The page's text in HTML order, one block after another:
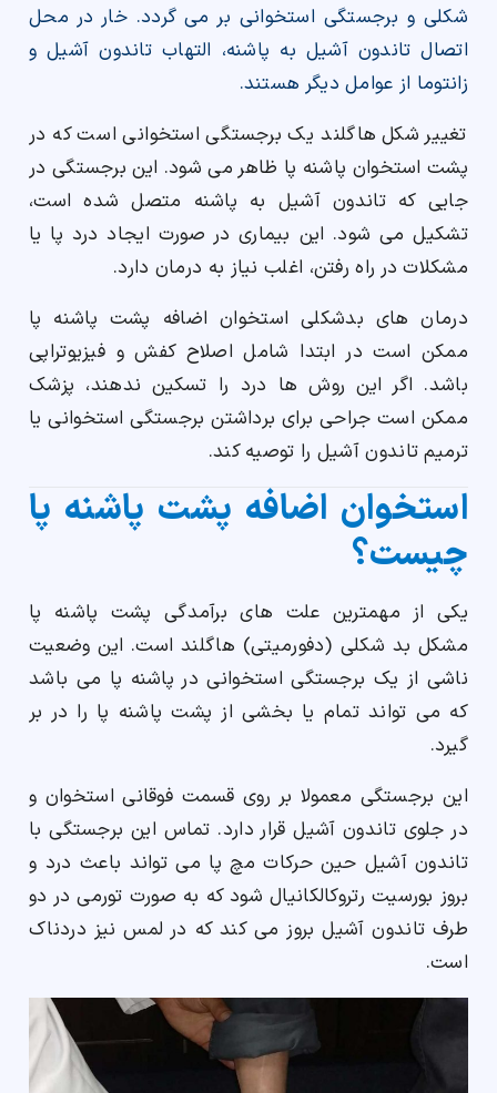
شکلی و برجستگی استخوانی بر می گردد. خار در محل
اتصال تاندون آشیل به پاشنه، التهاب تاندون آشیل و
زانتوما از عوامل دیگر هستند.
تغییر شکل هاگلند یک برجستگی استخوانی است که در
پشت استخوان پاشنه پا ظاهر می شود. این برجستگی در
جایی که تاندون آشیل به پاشنه متصل شده است،
تشکیل می شود. این بیماری در صورت ایجاد درد پا یا
مشکلات در راه رفتن، اغلب نیاز به درمان دارد.
درمان های بدشکلی استخوان اضافه پشت پاشنه پا
ممکن است در ابتدا شامل اصلاح کفش و فیزیوتراپی
باشد. اگر این روش ها درد را تسکین ندهند، پزشک
ممکن است جراحی برای برداشتن برجستگی استخوانی یا
ترمیم تاندون آشیل را توصیه کند.
استخوان اضافه پشت پاشنه پا
چیست؟
یکی از مهمترین علت های برآمدگی پشت پاشنه پا
مشکل بد شکلی (دفورمیتی) هاگلند است. این وضعیت
ناشی از یک برجستگی استخوانی در پاشنه پا می باشد
که می تواند تمام یا بخشی از پشت پاشنه پا را در بر
گیرد.
این برجستگی معمولا بر روی قسمت فوقانی استخوان و
در جلوی تاندون آشیل قرار دارد. تماس این برجستگی با
تاندون آشیل حین حرکات مچ پا می تواند باعث درد و
بروز بورسیت رتروکالکانیال شود که به صورت تورمی در دو
طرف تاندون آشیل بروز می کند که در لمس نیز دردناک
است.